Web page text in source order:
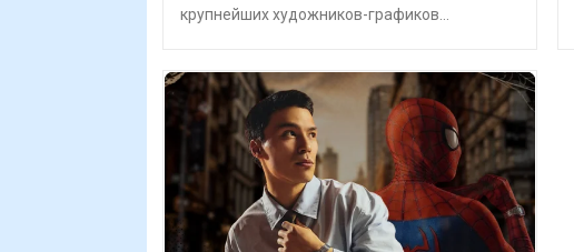
крупнейших художников-графиков